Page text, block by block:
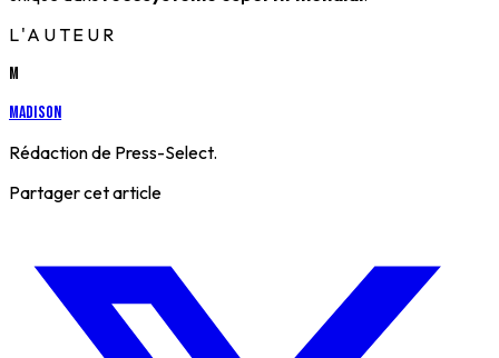
L'AUTEUR
M
Madison
Rédaction de Press-Select.
Partager cet article